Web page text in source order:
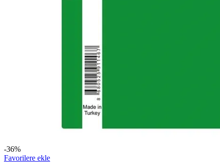
-36%
Favorilere ekle